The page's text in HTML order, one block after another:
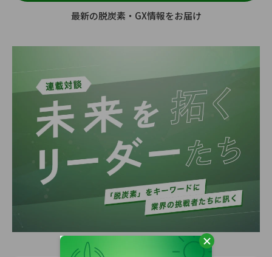
最新の脱炭素・GX情報をお届け